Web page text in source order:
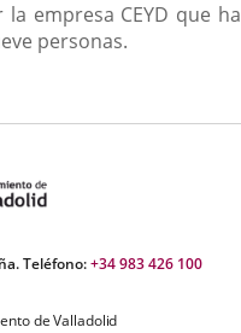
empresa CEYD que ha
personas.
Teléfono:+34 983 426 100
de Valladolid